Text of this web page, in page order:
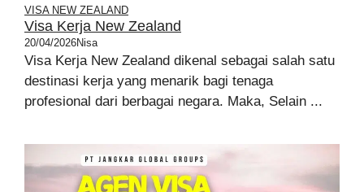
VISA NEW ZEALAND
Visa Kerja New Zealand
20/04/2026Nisa
Visa Kerja New Zealand dikenal sebagai salah satu
destinasi kerja yang menarik bagi tenaga
profesional dari berbagai negara. Maka, Selain ...